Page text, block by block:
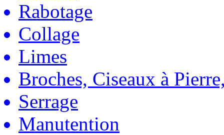
Rabotage
Collage
Limes
Broches, Ciseaux à
Serrage
Manutention